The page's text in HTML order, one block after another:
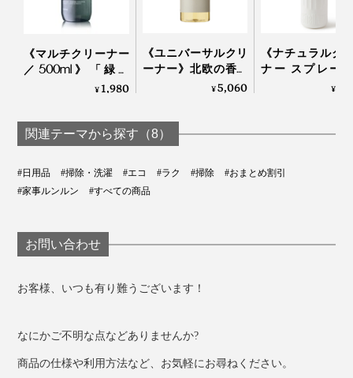
こんなに「きれいになった」成果が見えて、しかも面倒
なバケツの水替えもいらない……ぞうきん掛け、いいじ
ゃん！掃除が終わる頃には、すっかり考えが変わってい
《マルチクリーナー
／500ml》「緑の
国」の香りに包まれ
お掃除スプレー｜
GREEN NATION life
¥1,980
《ユニバーサルクリ
ーナー》北欧の香り
とボタニカル成分、
HUMDAKIN
¥5,060
《ナチュラルク
ナー スプレー
プ》ECOCERT
３役のオーガニ
¥
関連テーマから探す（8）
#日用品 #掃除・洗濯 #エコ #ラク #掃除
#おまとめ割引
#家事ルンルン
#すべての商品
お問い合わせ
お客様、いつも有り難うございます！
なにかご不明な点などありませんか?
商品の仕様や利用方法など、お気軽にお尋ねください。